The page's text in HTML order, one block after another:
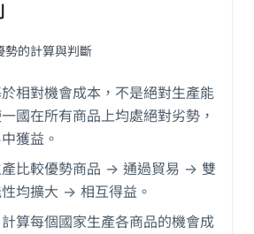
勢的計算與判斷
相對機會成本，不是絕對生產能
國在所有商品上均處絕對劣勢，
獲益。
比較優勢商品 -> 通過貿易 -> 雙
均擴大 -> 相互得益。
算每個國家生產各商品的機會成